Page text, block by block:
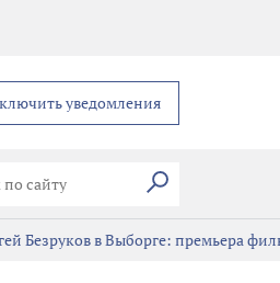
уведомления
Искать
Безруков в Выборге: премьера